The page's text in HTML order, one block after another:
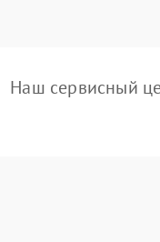
Наш сервисный